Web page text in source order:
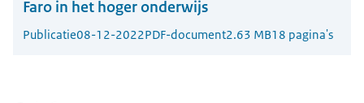
Faro in het hoger onderwijs
Publicatie08-12-2022PDF-document2.63 MB18 pagina's